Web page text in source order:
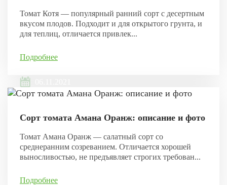
Томат Котя — популярный ранний сорт с десертным
вкусом плодов. Подходит и для открытого грунта, и
для теплиц, отличается привлек...
Подробнее
Сорт томата Амана Оранж: описание и фото
Томат Амана Оранж — салатный сорт со
среднеранним созреванием. Отличается хорошей
выносливостью, не предъявляет строгих требован...
Подробнее